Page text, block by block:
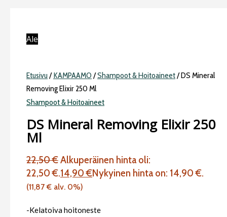
Ale
Etusivu/KAMPAAMO /Shampoot & Hoitoaineet/ DS Mineral
Removing Elixir 250 Ml
Shampoot & Hoitoaineet
DS Mineral Removing Elixir 250
Ml
22,50€Alkuperäinen hinta oli:
22,50 €.14,90€Nykyinen hinta on: 14,90 €.
(11,87€ alv. 0%)
-Kelatoiva hoitoneste